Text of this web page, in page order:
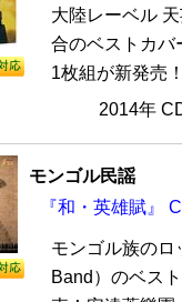
大陸レーベル
合のベストカバ
1枚組が新発売
2014年
モンゴル民謡
『和・英雄賦』
モンゴル族の
Band）のベス